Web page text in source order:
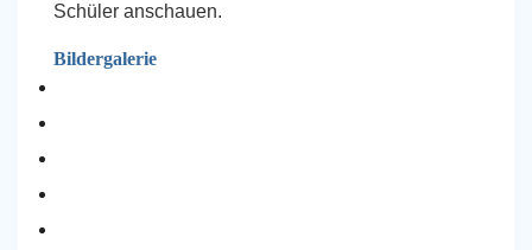
Schüler anschauen.
Bildergalerie